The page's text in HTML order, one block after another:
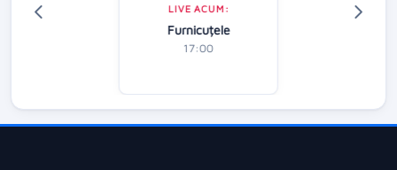
LIVE ACUM:
Furnicuțele
17:00